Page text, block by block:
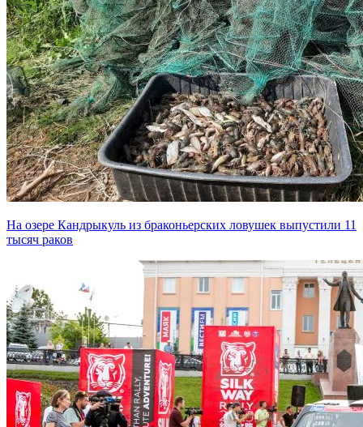
На озере Кандрыкуль из браконьерских ловушек выпустили 11
тысяч раков